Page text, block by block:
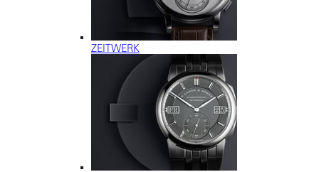
ZEITWERK